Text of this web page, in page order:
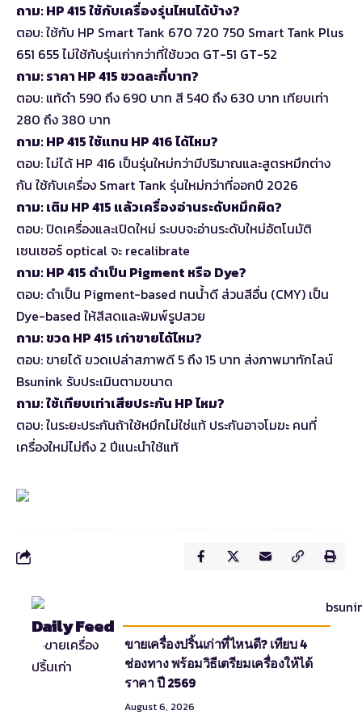
ถาม: HP 415 ใช้กับเครื่องรุ่นไหนได้บ้าง?
ตอบ: ใช้กับ HP Smart Tank 670 720 750 Smart Tank Plus
651 655 ไม่ใช้กับรุ่นเก่ากว่าที่ใช้ขวด GT-51 GT-52
ถาม: ราคา HP 415 ขวดละกี่บาท?
ตอบ: แท้ดำ 590 ถึง 690 บาท สี 540 ถึง 630 บาท เทียบเท่า
280 ถึง 380 บาท
ถาม: HP 415 ใช้แทน HP 416 ได้ไหม?
ตอบ: ไม่ได้ HP 416 เป็นรุ่นใหม่กว่ามีปริมาณและสูตรหมึกต่าง
กัน ใช้กับเครื่อง Smart Tank รุ่นใหม่กว่าที่ออกปี 2026
ถาม: เติม HP 415 แล้วเครื่องอ่านระดับหมึกผิด?
ตอบ: ปิดเครื่องและเปิดใหม่ ระบบจะอ่านระดับใหม่อัตโนมัติ
เซนเซอร์ optical จะ recalibrate
ถาม: HP 415 ดำเป็น Pigment หรือ Dye?
ตอบ: ดำเป็น Pigment-based ทนน้ำดี ส่วนสีอื่น (CMY) เป็น
Dye-based ให้สีสดและพิมพ์รูปสวย
ถาม: ขวด HP 415 เก่าขายได้ไหม?
ตอบ: ขายได้ ขวดเปล่าสภาพดี 5 ถึง 15 บาท ส่งภาพมาทักไลน์
Bsunink รับประเมินตามขนาด
ถาม: ใช้เทียบเท่าเสียประกัน HP ไหม?
ตอบ: ในระยะประกันถ้าใช้หมึกไม่ใช่แท้ ประกันอาจโมฆะ คนที่
เครื่องใหม่ไม่ถึง 2 ปีแนะนำใช้แท้
Daily Feed
ขายเครื่องปริ้นเก่าที่ไหนดี? เทียบ 4
ช่องทาง พร้อมวิธีเตรียมเครื่องให้ได้
ราคา ปี 2569
August 6, 2026